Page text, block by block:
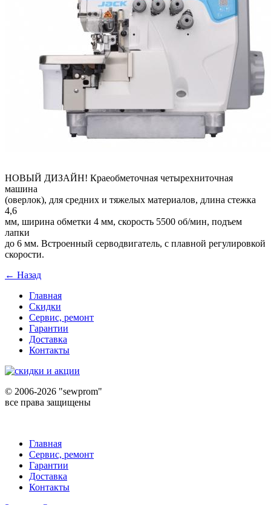
НОВЫЙ ДИЗАЙН! Краеобметочная четырехниточная
машина
(оверлок), для средних и тяжелых материалов, длина стежка
4,6
мм, ширина обметки 4 мм, скорость 5500 об/мин, подъем
лапки
до 6 мм. Встроенный серводвигатель, с плавной регулировкой
скорости.
← Назад
Главная
Скидки
Сервис, ремонт
Гарантии
Доставка
Контакты
© 2006-2026 "sewprom"
все права защищены
Главная
Сервис, ремонт
Гарантии
Доставка
Контакты